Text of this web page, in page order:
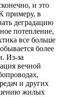
и это
примеру, в
деградацию
потепление,
все больше
более
Из-за
вечной
и других
жилых